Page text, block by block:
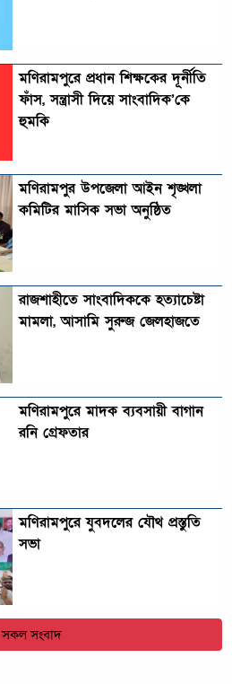
মণিরামপুরে প্রধান শিক্ষকের দূর্নীতি
ফাঁস, সন্ত্রাসী দিয়ে সাংবাদিক’কে
হুমকি
মণিরামপুর উপজেলা আইন শৃঙ্খলা
কমিটির মাসিক সভা অনুষ্ঠিত‎‎
রাজশাহীতে সাংবাদিককে হত্যাচেষ্টা
মামলা, আসামি সুরুজ জেলহাজতে
মণিরামপুরে মাদক ব্যবসায়ী বাগান
রনি গ্রেফতার
মণিরামপুরে যুবদলের যৌথ প্রস্তুতি
সভা
সকল সংবাদ